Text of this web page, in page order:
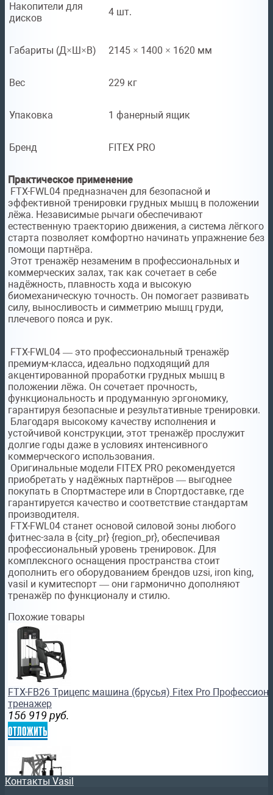
Накопители для
дисков
4 шт.
Габариты (Д×Ш×В) 2145 × 1400 × 1620 мм
Вес 229 кг
Упаковка 1 фанерный ящик
Бренд FITEX PRO
Практическое применение
FTX-FWL04 предназначен для безопасной и
эффективной тренировки грудных мышц в положении
лёжа. Независимые рычаги обеспечивают
естественную траекторию движения, а система лёгкого
старта позволяет комфортно начинать упражнение без
помощи партнёра.
Этот тренажёр незаменим в профессиональных и
коммерческих залах, так как сочетает в себе
надёжность, плавность хода и высокую
биомеханическую точность. Он помогает развивать
силу, выносливость и симметрию мышц груди,
плечевого пояса и рук.
FTX-FWL04 — это профессиональный тренажёр
премиум-класса, идеально подходящий для
акцентированной проработки грудных мышц в
положении лёжа. Он сочетает прочность,
функциональность и продуманную эргономику,
гарантируя безопасные и результативные тренировки.
Благодаря высокому качеству исполнения и
устойчивой конструкции, этот тренажёр прослужит
долгие годы даже в условиях интенсивного
коммерческого использования.
Оригинальные модели FITEX PRO рекомендуется
приобретать у надёжных партнёров — выгоднее
покупать в Спортмастере или в Спортдоставке, где
гарантируется качество и соответствие стандартам
производителя.
FTX-FWL04 станет основой силовой зоны любого
фитнес-зала в {city_pr} {region_pr}, обеспечивая
профессиональный уровень тренировок. Для
комплексного оснащения пространства стоит
дополнить его оборудованием брендов uzsi, iron king,
vasil и кумитеспорт — они гармонично дополняют
тренажёр по функционалу и стилю.
Похожие товары
FTX-FB26 Трицепс машина (брусья) Fitex Pro
тренажер
156 919 руб.
отложить
Контакты Vasil